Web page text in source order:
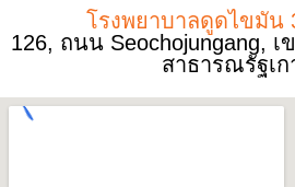
โรงพยาบาลดูดไขมัน
126, ถนน Seochojungang, เ
สาธารณรัฐเก